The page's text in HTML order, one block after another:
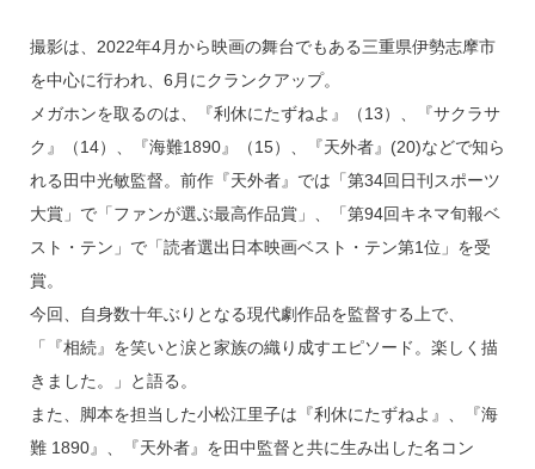
撮影は、2022年4月から映画の舞台でもある三重県伊勢志摩市
を中心に行われ、6月にクランクアップ。
メガホンを取るのは、『利休にたずねよ』（13）、『サクラサ
ク』（14）、『海難1890』（15）、『天外者』(20)などで知ら
れる田中光敏監督。前作『天外者』では「第34回日刊スポーツ
大賞」で「ファンが選ぶ最高作品賞」、「第94回キネマ旬報ベ
スト・テン」で「読者選出日本映画ベスト・テン第1位」を受
賞。
今回、自身数十年ぶりとなる現代劇作品を監督する上で、
「『相続』を笑いと涙と家族の織り成すエピソード。楽しく描
きました。」と語る。
また、脚本を担当した小松江里子は『利休にたずねよ』、『海
難 1890』、『天外者』を田中監督と共に生み出した名コン